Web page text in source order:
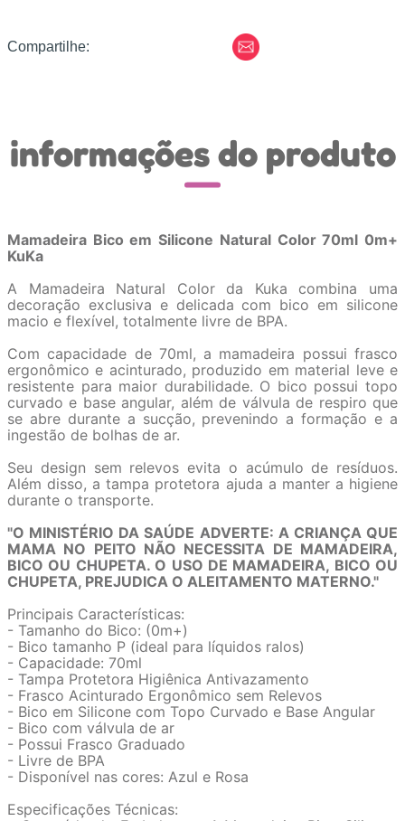
Compartilhe:
informações do produto
Mamadeira Bico em Silicone Natural Color 70ml 0m+
KuKa
A Mamadeira Natural Color da Kuka combina uma
decoração exclusiva e delicada com bico em silicone
macio e flexível, totalmente livre de BPA.
Com capacidade de 70ml, a mamadeira possui frasco
ergonômico e acinturado, produzido em material leve e
resistente para maior durabilidade. O bico possui topo
curvado e base angular, além de válvula de respiro que
se abre durante a sucção, prevenindo a formação e a
ingestão de bolhas de ar.
Seu design sem relevos evita o acúmulo de resíduos.
Além disso, a tampa protetora ajuda a manter a higiene
durante o transporte.
"O MINISTÉRIO DA SAÚDE ADVERTE: A CRIANÇA QUE
MAMA NO PEITO NÃO NECESSITA DE MAMADEIRA,
BICO OU CHUPETA. O USO DE MAMADEIRA, BICO OU
CHUPETA, PREJUDICA O ALEITAMENTO MATERNO."
Principais Características:
- Tamanho do Bico: (0m+)
- Bico tamanho P (ideal para líquidos ralos)
- Capacidade: 70ml
- Tampa Protetora Higiênica Antivazamento
- Frasco Acinturado Ergonômico sem Relevos
- Bico em Silicone com Topo Curvado e Base Angular
- Bico com válvula de ar
- Possui Frasco Graduado
- Livre de BPA
- Disponível nas cores: Azul e Rosa
Especificações Técnicas: